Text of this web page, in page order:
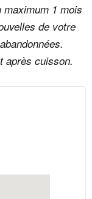
1 mois
de votre
après cuisson.